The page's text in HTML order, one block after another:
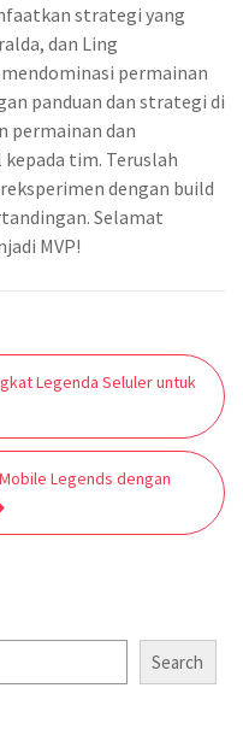
strategi yang
dan Ling
permainan
panduan dan strategi di
permainan dan
tim. Teruslah
dengan build
Selamat
MVP!
Legenda Seluler untuk
Legends dengan
Search